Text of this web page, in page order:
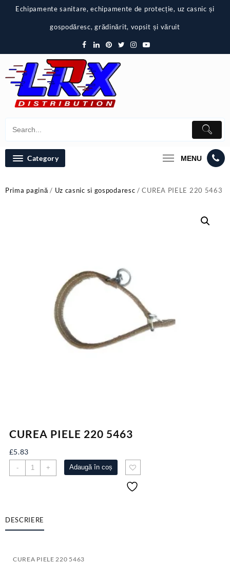
Echipamente sanitare, echipamente de protecție, uz casnic și
gospodăresc, grădinărit, vopsit și văruit
Category MENU
Prima pagină/ Uz casnic si gospodaresc / CUREA PIELE 220 5463
CUREA PIELE 220 5463
£5.83
-
Cantitate
CUREA
+ Adaugă în coș
DESCRIERE
CUREA PIELE 220 5463